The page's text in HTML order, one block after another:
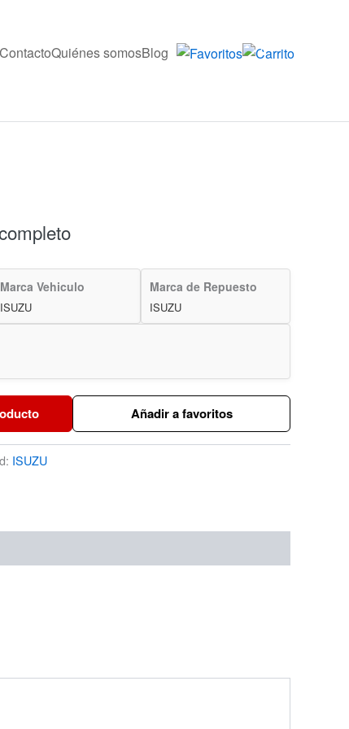
Quiénes somosBlog 0
Marca Vehiculo
ISUZU
Marca de Repuesto
ISUZU
Añadir a favoritos
ISUZU